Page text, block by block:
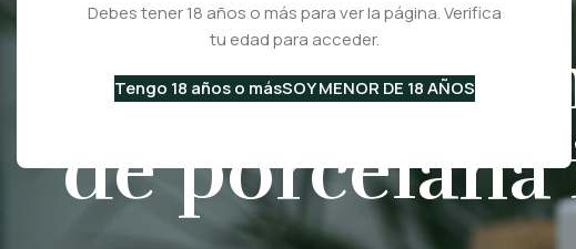
Debes tener 18 años o más para ver la página. Verifica
tu edad para acceder.
Tengo 18 años o másSOY MENOR DE 18 AÑOS
Una
de